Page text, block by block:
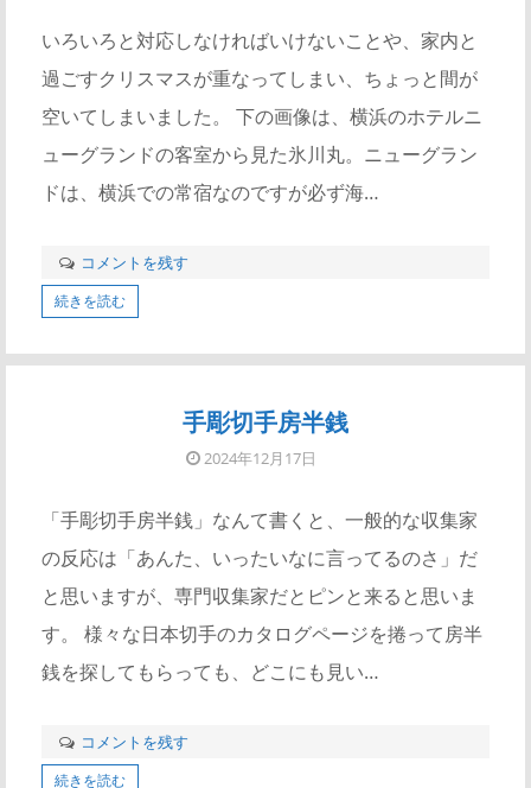
いろいろと対応しなければいけないことや、家内と
過ごすクリスマスが重なってしまい、ちょっと間が
空いてしまいました。 下の画像は、横浜のホテルニ
ューグランドの客室から見た氷川丸。ニューグラン
ドは、横浜での常宿なのですが必ず海…
コメントを残す
続きを読む
手彫切手房半銭
2024年12月17日
「手彫切手房半銭」なんて書くと、一般的な収集家
の反応は「あんた、いったいなに言ってるのさ」だ
と思いますが、専門収集家だとピンと来ると思いま
す。 様々な日本切手のカタログページを捲って房半
銭を探してもらっても、どこにも見い…
コメントを残す
続きを読む